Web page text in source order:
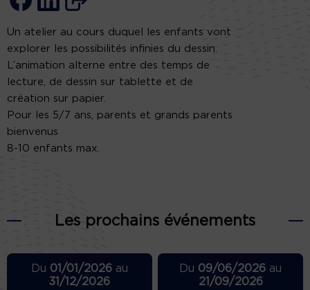
Un atelier au cours duquel les enfants vont
explorer les possibilités infinies du dessin.
L’animation alterne entre des temps de
lecture, de dessin sur tablette et de
création sur papier.
Pour les 5/7 ans, parents et grands parents
bienvenus
8-10 enfants max.
Les prochains événements
Du 01/01/2026au
31/12/2026
Du 09/06/2026 au
21/09/2026